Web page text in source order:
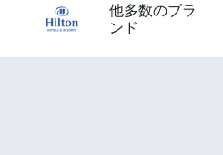
他多数のブラ
ンド